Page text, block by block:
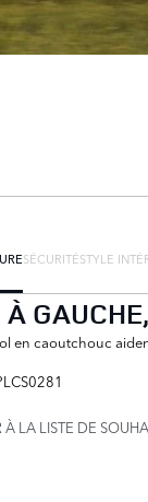
SÉCURITÉSTYLE
en caoutchouc
À LA LISTE DE